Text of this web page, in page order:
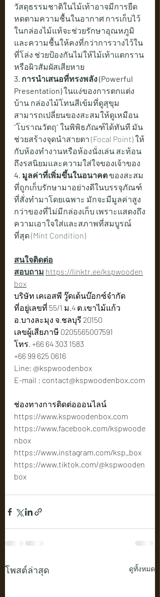
วัสดุธรรมชาติในไม้เท้าอาจมีการยืด
หดตามความชื้นในอากาศ การเก็บไว้
ในกล่องไม้แท้จะช่วยรักษาอุณหภูมิ
และความชื้นให้คงที่กว่าการวางไว้ใน
ที่โล่ง ช่วยป้องกันไม่ให้ไม้เท้าแตกราน
หรือผิวสัมผัสเสียหาย
3. การนำเสนอที่ทรงพลัง (Powerful
Presentation) ในแง่ของการตกแต่ง
บ้าน กล่องไม้โทนสีเข้มที่ดูสุขุม
สามารถเปลี่ยนของสะสมให้ดูเหมือน
"โบราณวัตถุ" ในพิพิธภัณฑ์ได้ทันที มัน
ช่วยสร้างจุดนำสายตา (Focal Point) ให้
กับห้องทำงานหรือห้องนั่งเล่น สะท้อน
ถึงรสนิยมและความใส่ใจของเจ้าของ
4. มูลค่าที่เพิ่มขึ้นในอนาคต ของสะสม
ที่ถูกเก็บรักษามาอย่างดีในบรรจุภัณฑ์
ที่สั่งทำมาโดยเฉพาะ มักจะมีมูลค่าสูง
กว่าของที่ไม่มีกล่องเก็บ เพราะแสดงถึง
ความเอาใจใส่และสภาพที่สมบูรณ์
ที่สุด (Mint Condition)
สนใจติดต่อ
สอบถาม https://linktr.ee/kspwooden
box
บริษัท เคเอสพี วู๊ดเด้นบ๊อกซ์จำกัด
ที่อยู่เลขที่ 55/1 ม.4 ต.เขาไม้แก้ว
อ.บางละมุง จ.ชลบุรี 20150
เลขผู้เสียภาษี 0205565007591
โทร. +66 64 303 1583
+66 99 625 0616
Line: @kspwoodenbox
E-mail : contact@kspwoodenbox.com
ช่องทางการติดต่อออนไลน์
https://www.kspwoodenbox.com
https://www.facebook.com/kspwoode
nbox
https://www.instagram.com/ksp_box
https://www.tiktok.com/@kspwooden
box
โพสต์ล่าสุด ดูทั้งหมด